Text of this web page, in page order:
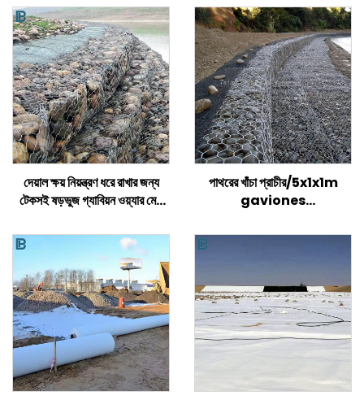
দেয়াল ক্ষয় নিয়ন্ত্রণ ধরে রাখার জন্য
টেকসই ষড়ভুজ গ্যাবিয়ন ওয়্যার মেশ
পাথরের খাঁচা প্রাচীর/5x1x1m
gaviones
বক্সের আকার